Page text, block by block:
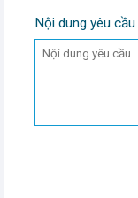
Nội dung yêu cầu